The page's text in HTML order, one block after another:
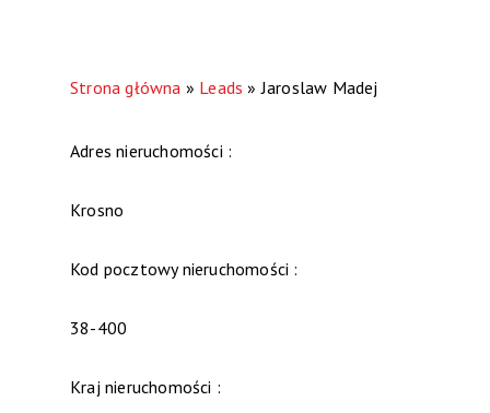
Strona główna » Leads »Jaroslaw Madej
Adres nieruchomości :
Krosno
Kod pocztowy nieruchomości :
38-400
Kraj nieruchomości :